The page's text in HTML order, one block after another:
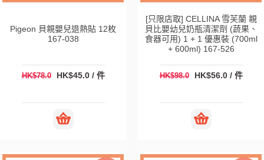
Pigeon 貝親嬰兒退熱貼 12枚
167-038
HK$78.0 HK$45.0 / 件
[只限店取] CELLINA 雪芙蘭 親
貝比嬰幼兒奶瓶清潔劑 (蔬果、
食器可用) 1 + 1 優惠裝 (700ml
+ 600ml) 167-526
HK$98.0 HK$56.0 / 件